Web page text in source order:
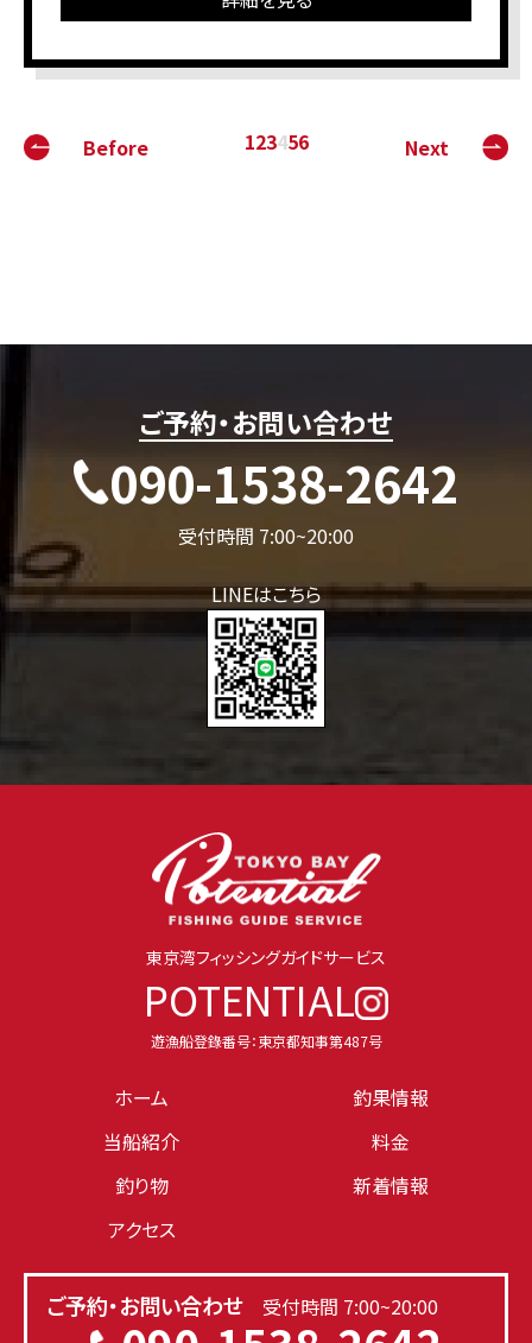
Before 123456 Next
ご予約・お問い合わせ
090-1538-2642
受付時間 7:00~20:00
LINEはこちら
東京湾フィッシングガイドサービス
POTENTIAL
遊漁船登錄番号：東京都知事第487号
ホーム
釣果情報
当船紹介
料金
釣り物
新着情報
アクセス
ご予約・お問い合わせ 受付時間 7:00~20:00